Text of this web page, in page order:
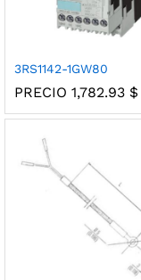
3RS1142-1GW80
PRECIO 1,782.93 $